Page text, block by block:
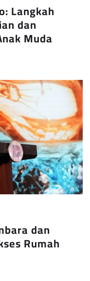
Langkah
dan
Muda
dan
Rumah